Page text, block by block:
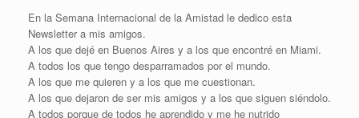
En la Semana Internacional de la Amistad le dedico esta
Newsletter a mis amigos.
A los que dejé en Buenos Aires y a los que encontré en Miami.
A todos los que tengo desparramados por el mundo.
A los que me quieren y a los que me cuestionan.
A los que dejaron de ser mis amigos y a los que siguen siéndolo.
A todos porque de todos he aprendido y me he nutrido